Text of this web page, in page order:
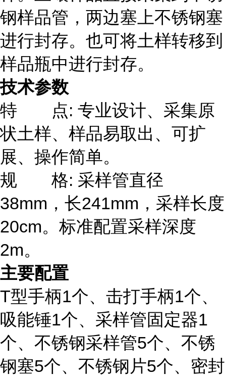
钢样品管，两边塞上不锈钢塞
进行封存。也可将土样转移到
样品瓶中进行封存。
技术参数
特 点: 专业设计、采集原
状土样、样品易取出、可扩
展、操作简单。
规 格: 采样管直径
38mm，长241mm，采样长度
20cm。标准配置采样深度
2m。
主要配置
T型手柄1个、击打手柄1个、
吸能锤1个、采样管固定器1
个、不锈钢采样管5个、不锈
钢塞5个、不锈钢片5个、密封